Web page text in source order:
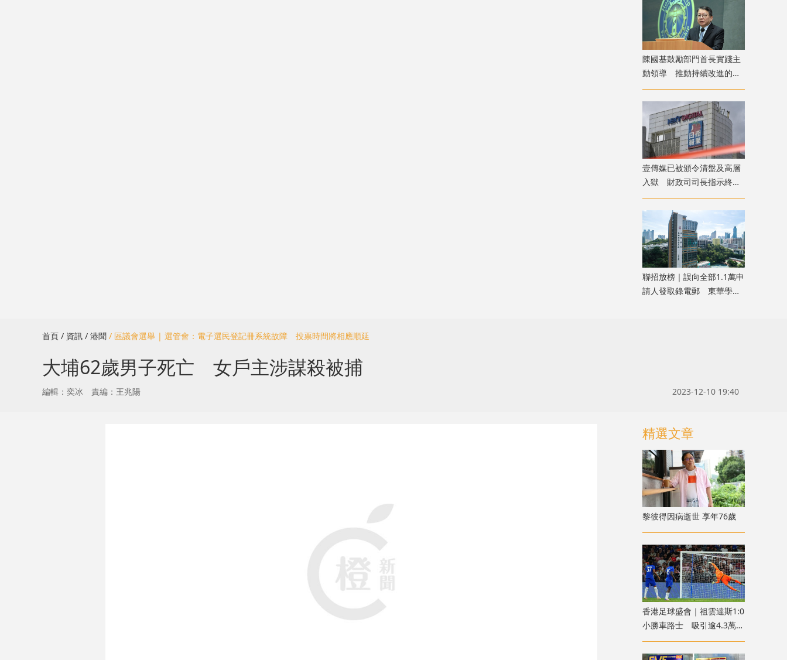
陳國基鼓勵部門首長實踐主
動領導 推動持續改進的正
面文化
壹傳媒已被頒令清盤及高層
入獄 財政司司長指示終止
調查壹傳媒事務
聯招放榜｜誤向全部1.1萬申
請人發取錄電郵 東華學院
首頁 / 資訊 / 港聞 / 區議會選舉 | 選管會：電子選民登記冊系統故障 投票時間將相應順延
大埔62歲男子死亡 女戶主涉謀殺被捕
編輯：奕冰 責編：王兆陽 2023-12-10 19:40
精選文章
黎彼得因病逝世 享年76歲
香港足球盛會｜祖雲達斯1:0
小勝車路士 吸引逾4.3萬球
迷入場